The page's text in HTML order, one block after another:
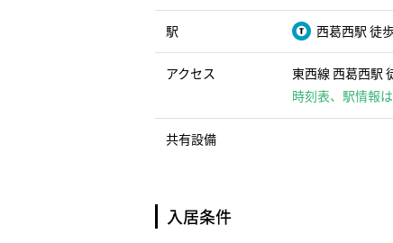
駅 西葛西駅 徒
アクセス
東西線 西葛西駅
時刻表、駅情報
共有設備
入居条件